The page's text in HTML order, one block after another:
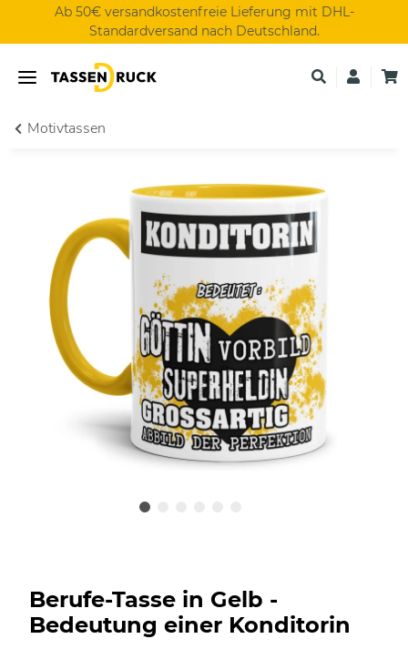
Ab 50€ versandkostenfreie Lieferung mit DHL-
Standardversand nach Deutschland.
Motivtassen
Berufe-Tasse in Gelb -
Bedeutung einer Konditorin